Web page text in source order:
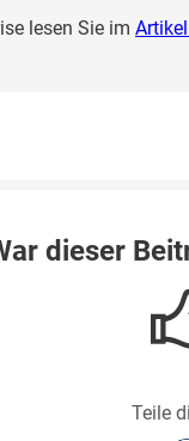
lesen Sie im
dieser
Teile